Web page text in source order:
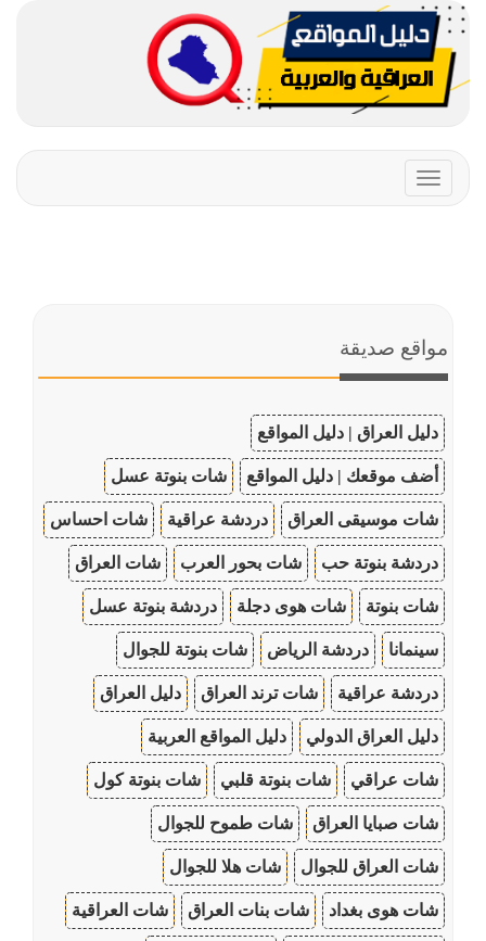
Toggle
navigation
مواقع صديقة
دليل العراق | دليل المواقع
أضف موقعك | دليل المواقع شات بنوتة عسل
شات موسيقى العراق دردشة عراقية شات احساس
دردشة بنوتة حب شات بحور العرب شات العراق
شات بنوتة شات هوى دجلة دردشة بنوتة عسل
سينمانا دردشة الرياض شات بنوتة للجوال
دردشة عراقية شات ترند العراق دليل العراق
دليل العراق الدولي دليل المواقع العربية
شات عراقي شات بنوتة قلبي شات بنوتة كول
شات صبايا العراق شات طموح للجوال
شات العراق للجوال شات هلا للجوال
شات هوى بغداد شات بنات العراق شات العراقية